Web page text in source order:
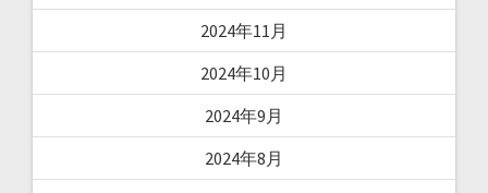
2024年11月
2024年10月
2024年9月
2024年8月